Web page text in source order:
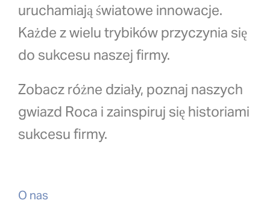
uruchamiają światowe innowacje.
Każde z wielu trybików przyczynia się
do sukcesu naszej firmy.
Zobacz różne działy, poznaj naszych
gwiazd Roca i zainspiruj się historiami
sukcesu firmy.
O nas